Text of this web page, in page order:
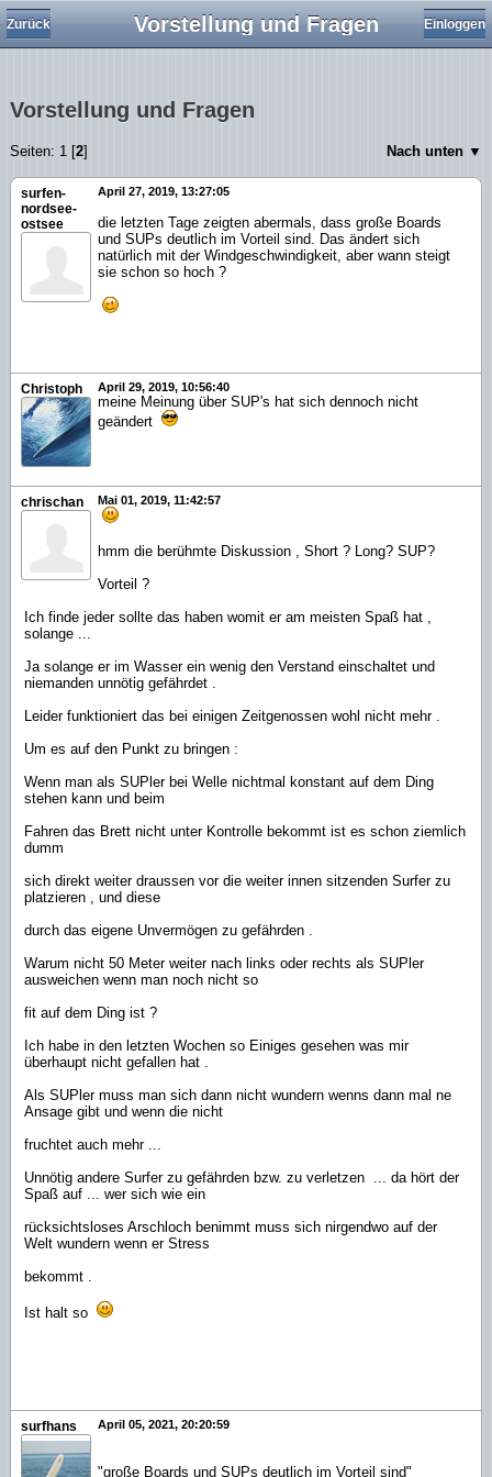
Vorstellung und Fragen
Zurück Einloggen
Vorstellung und Fragen
Seiten: 1 [2] Nach unten ▼
surfen-
nordsee-
ostsee
April 27, 2019, 13:27:05
die letzten Tage zeigten abermals, dass große Boards
und SUPs deutlich im Vorteil sind. Das ändert sich
natürlich mit der Windgeschwindigkeit, aber wann steigt
sie schon so hoch ?
Christoph April 29, 2019, 10:56:40
meine Meinung über SUP's hat sich dennoch nicht
geändert
chrischan Mai 01, 2019, 11:42:57
hmm die berühmte Diskussion , Short ? Long? SUP?
Vorteil ?
Ich finde jeder sollte das haben womit er am meisten Spaß hat ,
solange ...
Ja solange er im Wasser ein wenig den Verstand einschaltet und
niemanden unnötig gefährdet .
Leider funktioniert das bei einigen Zeitgenossen wohl nicht mehr .
Um es auf den Punkt zu bringen :
Wenn man als SUPler bei Welle nichtmal konstant auf dem Ding
stehen kann und beim
Fahren das Brett nicht unter Kontrolle bekommt ist es schon ziemlich
dumm
sich direkt weiter draussen vor die weiter innen sitzenden Surfer zu
platzieren , und diese
durch das eigene Unvermögen zu gefährden .
Warum nicht 50 Meter weiter nach links oder rechts als SUPler
ausweichen wenn man noch nicht so
fit auf dem Ding ist ?
Ich habe in den letzten Wochen so Einiges gesehen was mir
überhaupt nicht gefallen hat .
Als SUPler muss man sich dann nicht wundern wenns dann mal ne
Ansage gibt und wenn die nicht
fruchtet auch mehr ...
Unnötig andere Surfer zu gefährden bzw. zu verletzen ... da hört der
Spaß auf ... wer sich wie ein
rücksichtsloses Arschloch benimmt muss sich nirgendwo auf der
Welt wundern wenn er Stress
bekommt .
Ist halt so
surfhans April 05, 2021, 20:20:59
"große Boards und SUPs deutlich im Vorteil sind"